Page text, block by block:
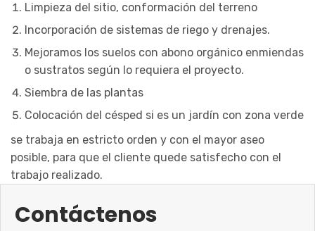
Limpieza del sitio, conformación del terreno
Incorporación de sistemas de riego y drenajes.
Mejoramos los suelos con abono orgánico enmiendas
o sustratos según lo requiera el proyecto.
Siembra de las plantas
Colocación del césped si es un jardín con zona verde
se trabaja en estricto orden y con el mayor aseo
posible, para que el cliente quede satisfecho con el
trabajo realizado.
Contáctenos